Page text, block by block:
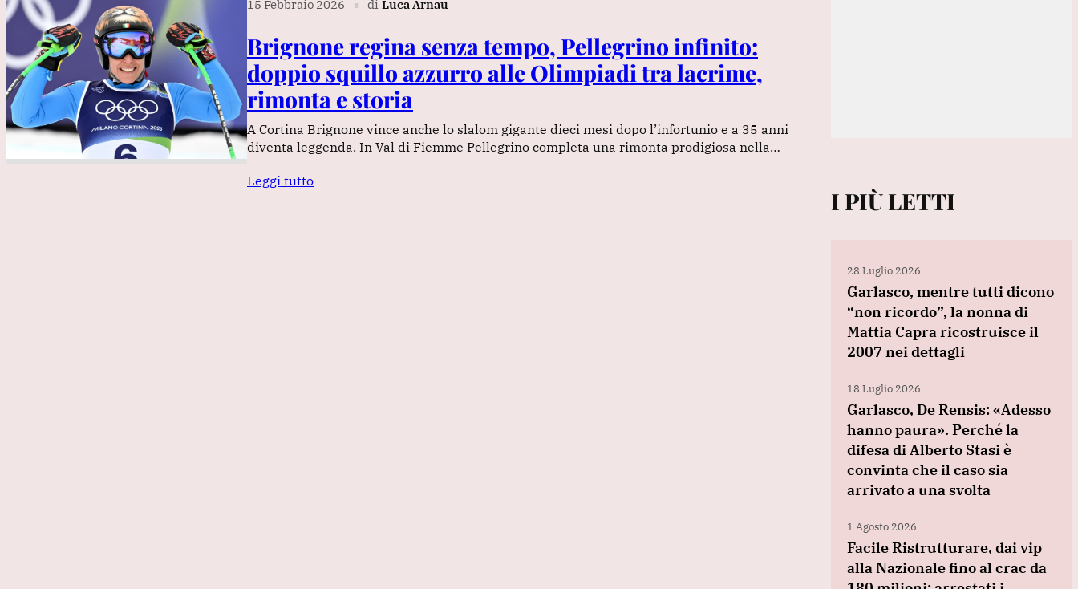
15 Febbraio 2026 ∎ di Luca Arnau
Brignone regina senza tempo, Pellegrino infinito:
doppio squillo azzurro alle Olimpiadi tra lacrime,
rimonta e storia
A Cortina Brignone vince anche lo slalom gigante dieci mesi dopo l’infortunio e a 35 anni
diventa leggenda. In Val di Fiemme Pellegrino completa una rimonta prodigiosa nella…
Leggi tutto
I PIÙ LETTI
28 Luglio 2026
Garlasco, mentre tutti dicono
“non ricordo”, la nonna di
Mattia Capra ricostruisce il
2007 nei dettagli
18 Luglio 2026
Garlasco, De Rensis: «Adesso
hanno paura». Perché la
difesa di Alberto Stasi è
convinta che il caso sia
arrivato a una svolta
1 Agosto 2026
Facile Ristrutturare, dai vip
alla Nazionale fino al crac da